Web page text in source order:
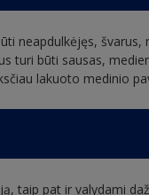
neapdulkėjęs, švarus,
turi būti sausas,
lakuoto medinio
taip pat ir valydami